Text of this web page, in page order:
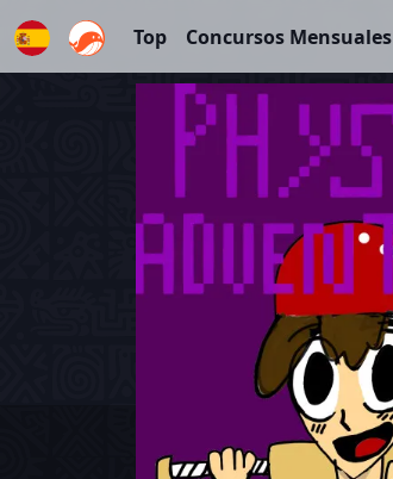
Español
Top Concursos Mensuales